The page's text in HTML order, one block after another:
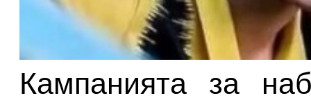
Кампанията за